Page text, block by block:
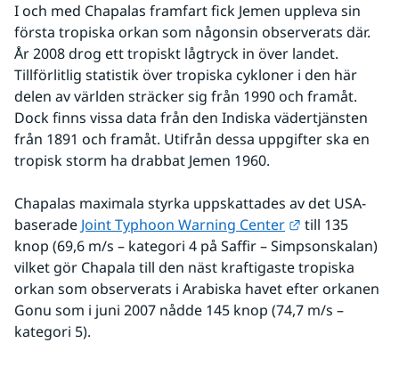
I och med Chapalas framfart fick Jemen uppleva sin
första tropiska orkan som någonsin observerats där.
År 2008 drog ett tropiskt lågtryck in över landet.
Tillförlitlig statistik över tropiska cykloner i den här
delen av världen sträcker sig från 1990 och framåt.
Dock finns vissa data från den Indiska vädertjänsten
från 1891 och framåt. Utifrån dessa uppgifter ska en
tropisk storm ha drabbat Jemen 1960.
Chapalas maximala styrka uppskattades av det USA-
baserade Joint Typhoon Warning Center Länk till
till 135
knop (69,6 m/s – kategori 4 på Saffir – Simpsonskalan)
vilket gör Chapala till den näst kraftigaste tropiska
orkan som observerats i Arabiska havet efter orkanen
Gonu som i juni 2007 nådde 145 knop (74,7 m/s –
kategori 5).